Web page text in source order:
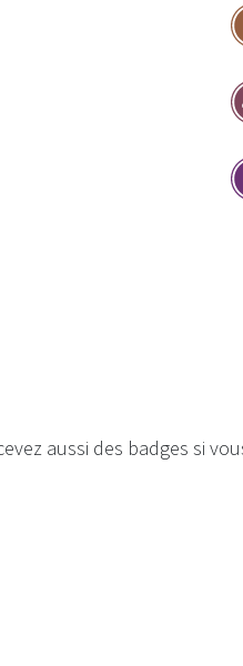
aussi des badges si